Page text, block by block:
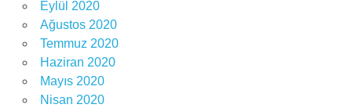
Eylül 2020
Ağustos 2020
Temmuz 2020
Haziran 2020
Mayıs 2020
Nisan 2020